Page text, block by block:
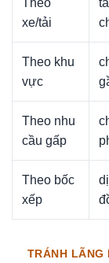
Theo
xe/tải
Theo khu
vực
Theo nhu
cầu gấp
Theo bốc
xếp
TRÁNH LÃNG